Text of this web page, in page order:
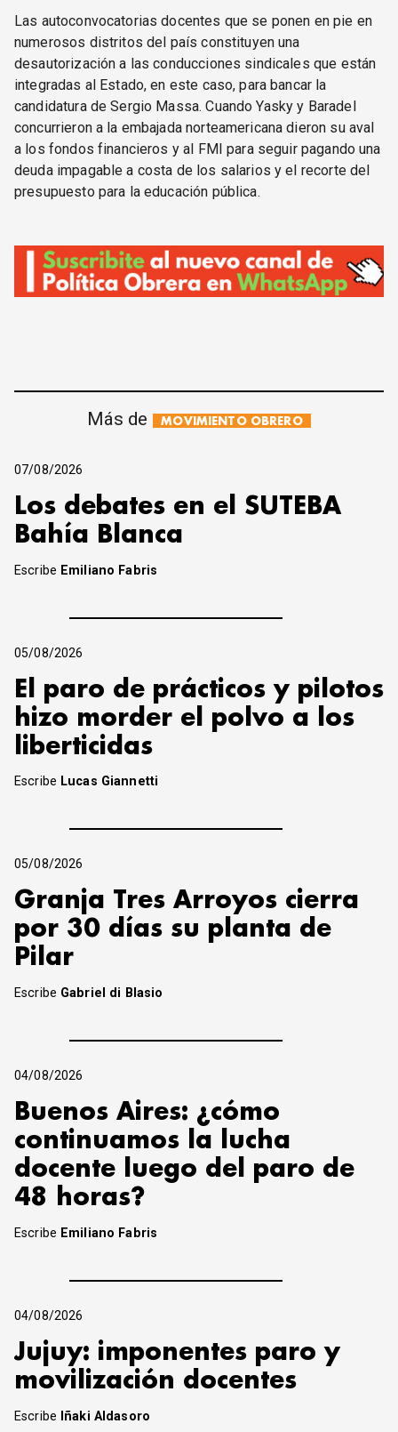
Las autoconvocatorias docentes que se ponen en pie en
numerosos distritos del país constituyen una
desautorización a las conducciones sindicales que están
integradas al Estado, en este caso, para bancar la
candidatura de Sergio Massa. Cuando Yasky y Baradel
concurrieron a la embajada norteamericana dieron su aval
a los fondos financieros y al FMI para seguir pagando una
deuda impagable a costa de los salarios y el recorte del
presupuesto para la educación pública.
Más de MOVIMIENTO OBRERO
07/08/2026
Los debates en el SUTEBA
Bahía Blanca
Escribe Emiliano Fabris
05/08/2026
El paro de prácticos y pilotos
hizo morder el polvo a los
liberticidas
Escribe Lucas Giannetti
05/08/2026
Granja Tres Arroyos cierra
por 30 días su planta de
Pilar
Escribe Gabriel di Blasio
04/08/2026
Buenos Aires: ¿cómo
continuamos la lucha
docente luego del paro de
48 horas?
Escribe Emiliano Fabris
04/08/2026
Jujuy: imponentes paro y
movilización docentes
Escribe Iñaki Aldasoro